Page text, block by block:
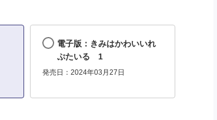
電子版：きみはかわいいれ
ぷたいる 1
発売日：2024年03月27日